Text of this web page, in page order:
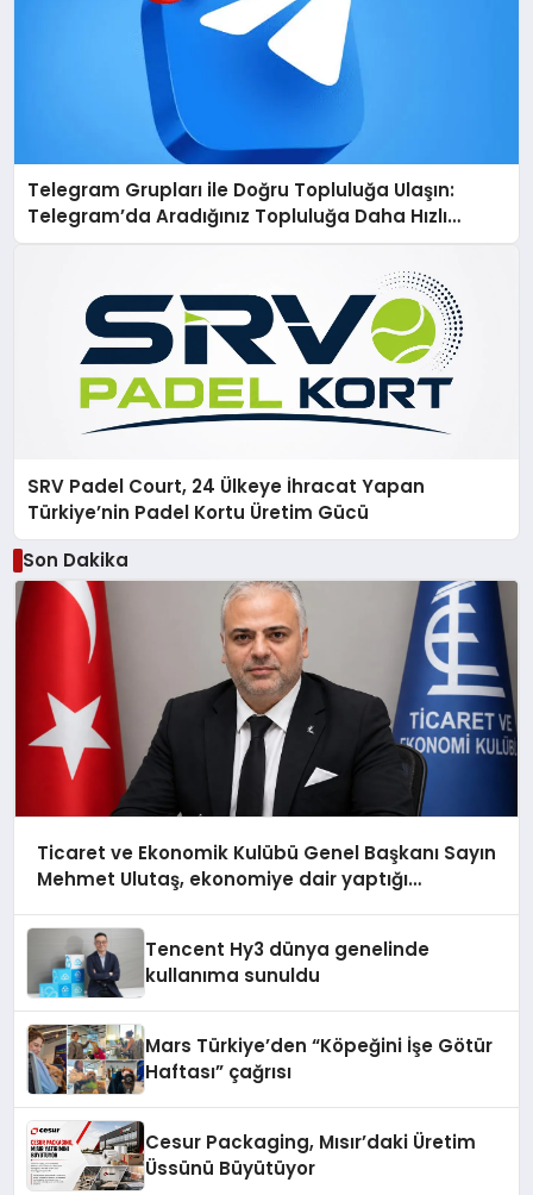
Telegram Grupları ile Doğru Topluluğa Ulaşın:
Telegram’da Aradığınız Topluluğa Daha Hızlı
Ulaşın
SRV Padel Court, 24 Ülkeye İhracat Yapan
Türkiye’nin Padel Kortu Üretim Gücü
Son Dakika
Ticaret ve Ekonomik Kulübü Genel Başkanı Sayın
Mehmet Ulutaş, ekonomiye dair yaptığı
Tencent Hy3 dünya genelinde
kullanıma sunuldu
Mars Türkiye’den “Köpeğini İşe Götür
Haftası” çağrısı
Cesur Packaging, Mısır’daki Üretim
Üssünü Büyütüyor